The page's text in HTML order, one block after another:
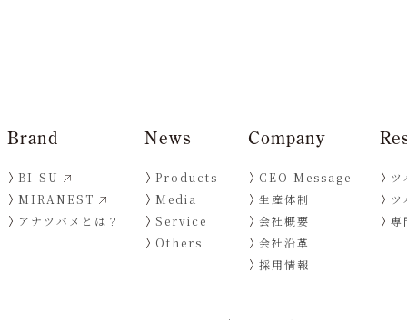
Brand
BI-SU
MIRANEST
アナツバメとは？
News
Products
Media
Service
Others
Company
CEO Message
生産体制
会社概要
会社沿革
採用情報
ツ
ツ
専